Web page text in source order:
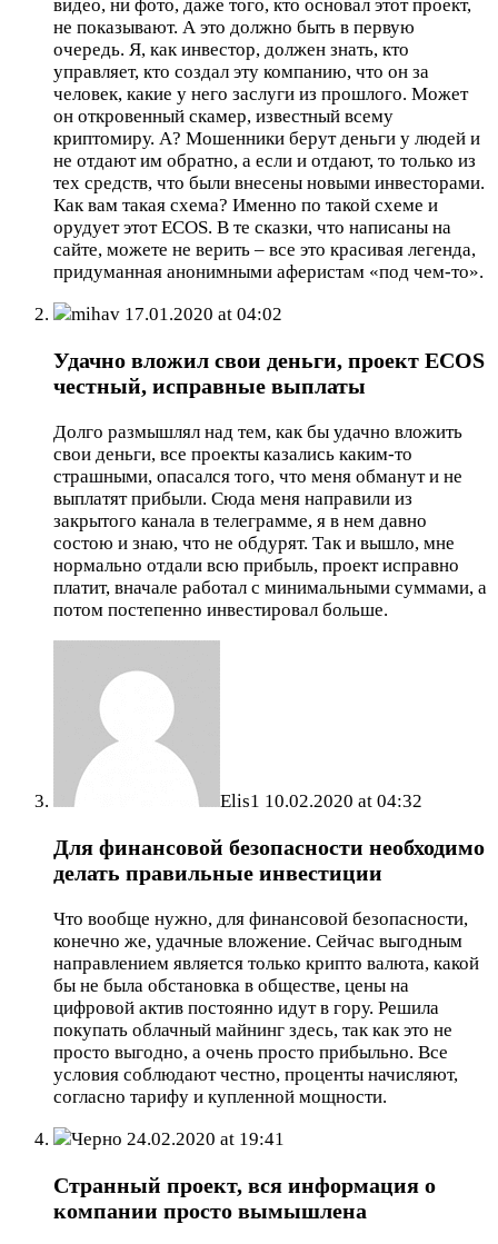
видео, ни фото, даже того, кто основал этот проект,
не показывают. А это должно быть в первую
очередь. Я, как инвестор, должен знать, кто
управляет, кто создал эту компанию, что он за
человек, какие у него заслуги из прошлого. Может
он откровенный скамер, известный всему
криптомиру. А? Мошенники берут деньги у людей и
не отдают им обратно, а если и отдают, то только из
тех средств, что были внесены новыми инвесторами.
Как вам такая схема? Именно по такой схеме и
орудует этот ECOS. В те сказки, что написаны на
сайте, можете не верить – все это красивая легенда,
придуманная анонимными аферистам «под чем-то».
mihav 17.01.2020 at 04:02
Удачно вложил свои деньги, проект ECOS
честный, исправные выплаты
Долго размышлял над тем, как бы удачно вложить
свои деньги, все проекты казались каким-то
страшными, опасался того, что меня обманут и не
выплатят прибыли. Сюда меня направили из
закрытого канала в телеграмме, я в нем давно
состою и знаю, что не обдурят. Так и вышло, мне
нормально отдали всю прибыль, проект исправно
платит, вначале работал с минимальными суммами, а
потом постепенно инвестировал больше.
Elis1 10.02.2020 at 04:32
Для финансовой безопасности необходимо
делать правильные инвестиции
Что вообще нужно, для финансовой безопасности,
конечно же, удачные вложение. Сейчас выгодным
направлением является только крипто валюта, какой
бы не была обстановка в обществе, цены на
цифровой актив постоянно идут в гору. Решила
покупать облачный майнинг здесь, так как это не
просто выгодно, а очень просто прибыльно. Все
условия соблюдают честно, проценты начисляют,
согласно тарифу и купленной мощности.
Черно 24.02.2020 at 19:41
Странный проект, вся информация о
компании просто вымышлена